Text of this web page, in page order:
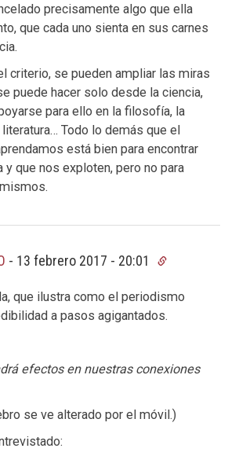
precisamente algo que ella
que cada uno sienta en sus carnes
criterio, se pueden ampliar las miras
puede hacer solo desde la ciencia,
para ello en la filosofía, la
Todo lo demás que el
está bien para encontrar
y que nos exploten, pero no para
- 13 febrero 2017 - 20:01
que ilustra como el periodismo
a pasos agigantados.
efectos en nuestras conexiones
se ve alterado por el móvil.)